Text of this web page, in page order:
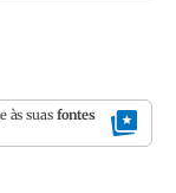
às suas fontes